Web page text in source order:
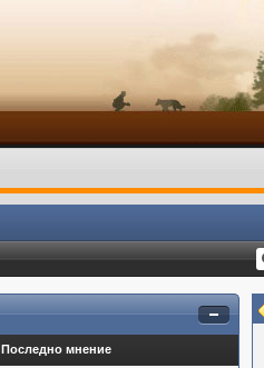
Последно мнение